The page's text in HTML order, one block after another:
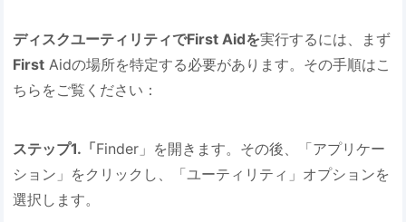
ディスクユーティリティでFirst Aidを実行するには、まず
First Aidの場所を特定する必要があります。その手順はこ
ちらをご覧ください：
ステップ1.「Finder」を開きます。その後、「アプリケー
ション」をクリックし、「ユーティリティ」オプションを
選択します。